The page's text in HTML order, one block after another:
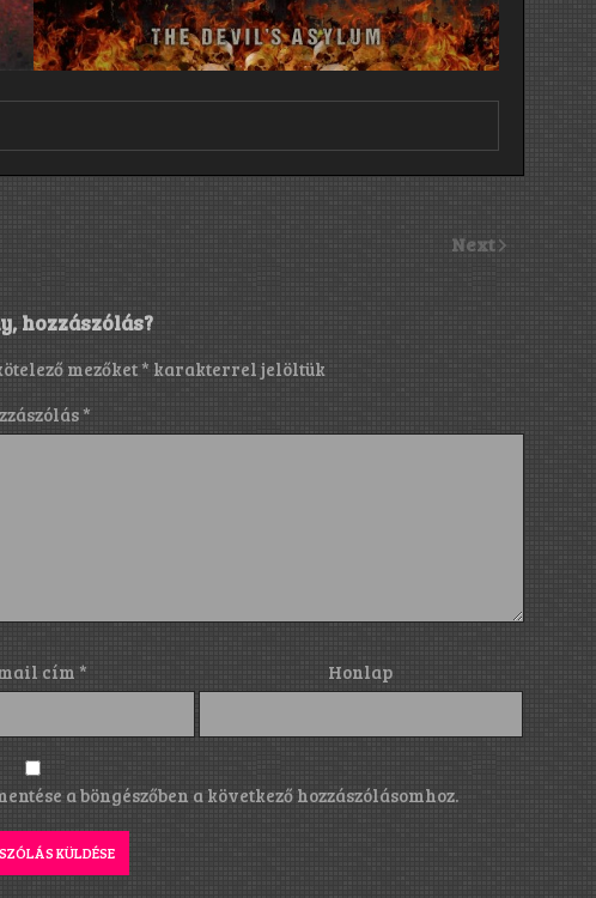
Next
hozzászólás?
mezőket* karakterrel jelöltük
*
cím * Honlap
a böngészőben a következő hozzászólásomhoz.